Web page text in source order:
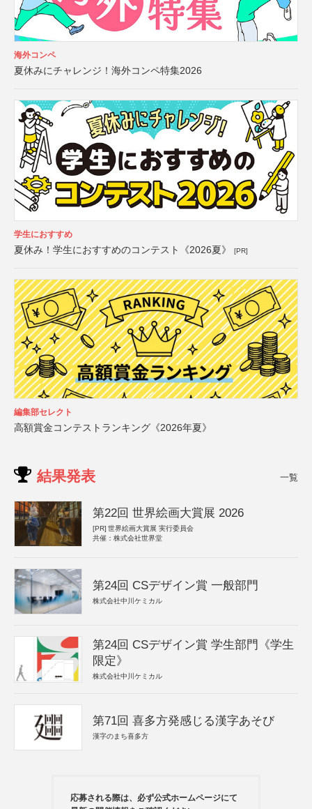
海外コンペ
夏休みにチャレンジ！海外コンペ特集2026
学生におすすめ
夏休み！学生におすすめのコンテスト《2026夏》 [PR]
編集部セレクト
高額賞金コンテストランキング《2026年夏》
結果発表 一覧
第22回 世界絵画大賞展 2026
[PR] 世界絵画大賞展 実行委員会
共催：株式会社世界堂
第24回 CSデザイン賞 一般部門
株式会社中川ケミカル
第24回 CSデザイン賞 学生部門《学生
限定》
株式会社中川ケミカル
第71回 喜多方発感じる漢字あそび
漢字のまち喜多方
応募される際は、必ず公式ホームページにて